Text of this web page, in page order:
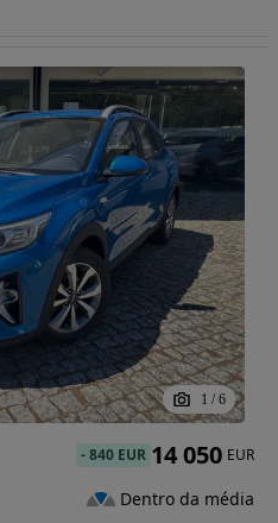
1 / 6
-840 EUR 14 050 EUR
Dentro da média